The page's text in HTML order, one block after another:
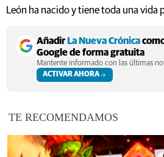
León ha nacido y tiene toda una vida
Añadir La Nueva Crónica
Google de forma gratuita
Mantente informado con las últimas
ACTIVAR AHORA
TE RECOMENDAMOS